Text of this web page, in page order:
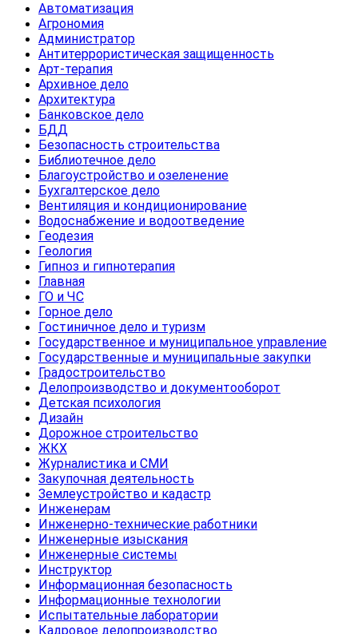
Автоматизация
Агрономия
Администратор
Антитеррористическая защищенность
Арт-терапия
Архивное дело
Архитектура
Банковское дело
БДД
Безопасность строительства
Библиотечное дело
Благоустройство и озеленение
Бухгалтерское дело
Вентиляция и кондиционирование
Водоснабжение и водоотведение
Геодезия
Геология
Гипноз и гипнотерапия
Главная
ГО и ЧС
Горное дело
Гостиничное дело и туризм
Государственное и муниципальное управление
Государственные и муниципальные закупки
Градостроительство
Делопроизводство и документооборот
Детская психология
Дизайн
Дорожное строительство
ЖКХ
Журналистика и СМИ
Закупочная деятельность
Землеустройство и кадастр
Инженерам
Инженерно-технические работники
Инженерные изыскания
Инженерные системы
Инструктор
Информационная безопасность
Информационные технологии
Испытательные лаборатории
Кадровое делопроизводство